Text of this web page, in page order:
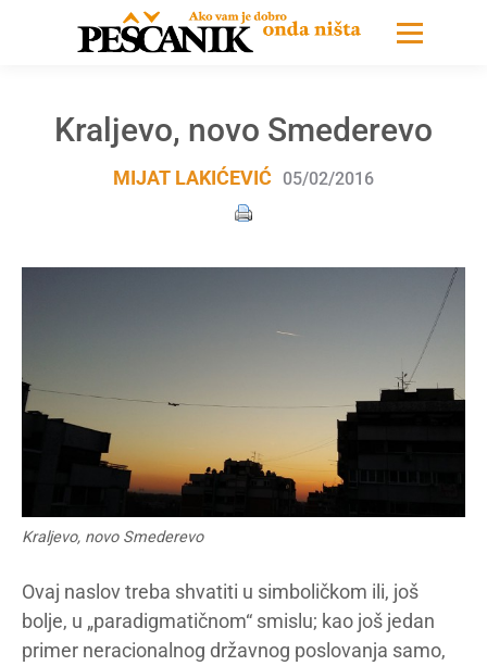
Kraljevo, novo Smederevo
MIJAT LAKIĆEVIĆ 05/02/2016
Kraljevo, novo Smederevo
Ovaj naslov treba shvatiti u simboličkom ili, još
bolje, u „paradigmatičnom“ smislu; kao još jedan
primer neracionalnog državnog poslovanja samo,